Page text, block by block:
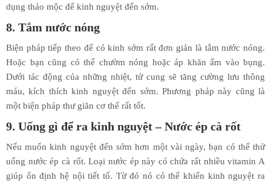
dụng thảo mộc để kinh nguyệt đến sớm.
8. Tắm nước nóng
Biện pháp tiếp theo để có kinh sớm rất đơn giản là tắm nước nóng.
Hoặc bạn cũng có thể chườm nóng hoặc áp khăn ấm vào bụng.
Dưới tác động của những nhiệt, tử cung sẽ tăng cường lưu thông
máu, kích thích kinh nguyệt đến sớm. Phương pháp này cũng là
một biện pháp thư giãn cơ thể rất tốt.
9. Uống gì để ra kinh nguyệt – Nước ép cà rốt
Nếu muốn kinh nguyệt đến sớm hơn một vài ngày, bạn có thể thử
uống nước ép cà rốt. Loại nước ép này có chứa rất nhiều vitamin A
giúp ổn định hệ nội tiết tố. Từ đó nó có thể khiến kinh nguyệt ra